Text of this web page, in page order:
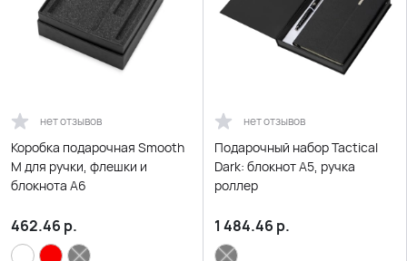
нет отзывов
Коробка подарочная Smooth
M для ручки, флешки и
блокнота А6
462.46 р.
нет отзывов
Подарочный набор Tactical
Dark: блокнот А5, ручка
роллер
1 484.46 р.